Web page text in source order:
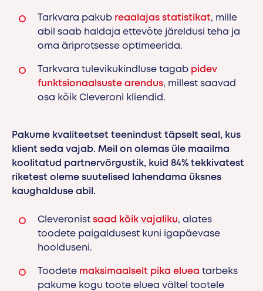
Tarkvara pakub reaalajas statistikat, mille
abil saab haldaja ettevõte järeldusi teha ja
oma äriprotsesse optimeerida.
Tarkvara tulevikukindluse tagab pidev
funktsionaalsuste arendus, millest saavad
osa kõik Cleveroni kliendid.
Pakume kvaliteetset teenindust täpselt seal, kus
klient seda vajab. Meil on olemas üle maailma
koolitatud partnervõrgustik, kuid 84% tekkivatest
riketest oleme suutelised lahendama üksnes
kaughalduse abil.
Cleveronist saad kõik vajaliku, alates
toodete paigaldusest kuni igapäevase
hoolduseni.
Toodete maksimaalselt pika eluea tarbeks
pakume kogu toote eluea vältel tootele